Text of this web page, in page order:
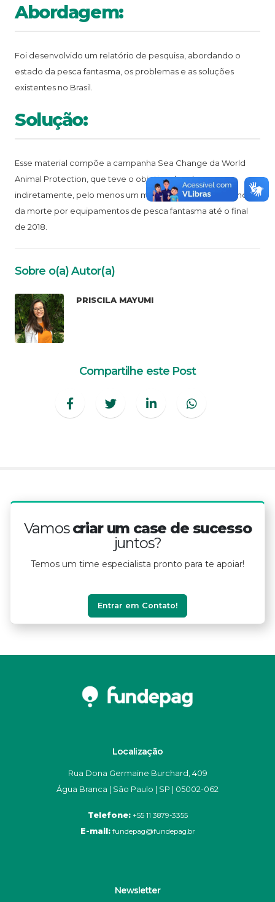
Abordagem:
Foi desenvolvido um relatório de pesquisa, abordando o
estado da pesca fantasma, os problemas e as soluções
existentes no Brasil.
Solução:
Esse material compõe a campanha Sea Change da World
Animal Protection, que teve o objetivo de salvar,
indiretamente, pelo menos um milhão de animais marinhos
da morte por equipamentos de pesca fantasma até o final
de 2018.
Sobre o(a) Autor(a)
PRISCILA MAYUMI
Compartilhe este Post
Vamoscriar um case de sucesso
juntos?
Temos um time especialista pronto para te apoiar!
Entrar em Contato!
Localização
Rua Dona Germaine Burchard, 409
Água Branca | São Paulo | SP | 05002-062
Telefone:+55 11 3879-3355
E-mail:fundepag@fundepag.br
Newsletter